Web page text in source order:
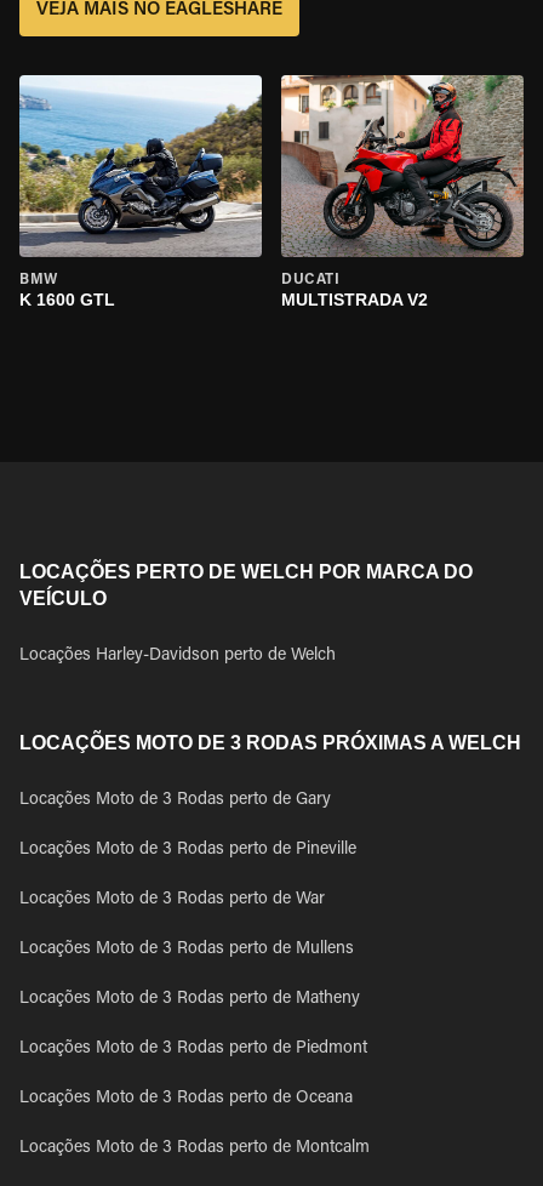
VEJA MAIS NO EAGLESHARE
BMW
K 1600 GTL
DUCATI
MULTISTRADA V2
LOCAÇÕES PERTO DE WELCH POR MARCA DO
VEÍCULO
Locações Harley-Davidson perto de Welch
LOCAÇÕES MOTO DE 3 RODAS PRÓXIMAS A WELCH
Locações Moto de 3 Rodas perto de Gary
Locações Moto de 3 Rodas perto de Pineville
Locações Moto de 3 Rodas perto de War
Locações Moto de 3 Rodas perto de Mullens
Locações Moto de 3 Rodas perto de Matheny
Locações Moto de 3 Rodas perto de Piedmont
Locações Moto de 3 Rodas perto de Oceana
Locações Moto de 3 Rodas perto de Montcalm